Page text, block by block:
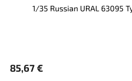
1/35 Russian URAL 63095
85,67 €